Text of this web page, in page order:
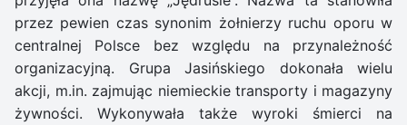
przez pewien czas synonim żołnierzy ruchu oporu w
centralnej Polsce bez względu na przynależność
organizacyjną. Grupa Jasińskiego dokonała wielu
akcji, m.in. zajmując niemieckie transporty i magazyny
żywności. Wykonywała także wyroki śmierci na